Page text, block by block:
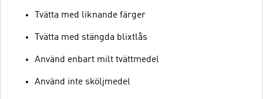
Tvätta med liknande färger
Tvätta med stängda blixtlås
Använd enbart milt tvättmedel
Använd inte sköljmedel